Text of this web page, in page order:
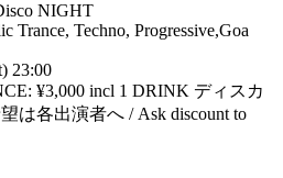
NIGHT
Trance, Techno, Progressive,Goa
23:00
¥3,000 incl 1 DRINK ディスカ
は各出演者へ / Ask discount to